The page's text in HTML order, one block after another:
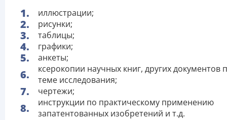
иллюстрации;
рисунки;
таблицы;
графики;
анкеты;
ксерокопии научных книг, других документов
теме исследования;
чертежи;
инструкции по практическому применению
запатентованных изобретений и т.д.